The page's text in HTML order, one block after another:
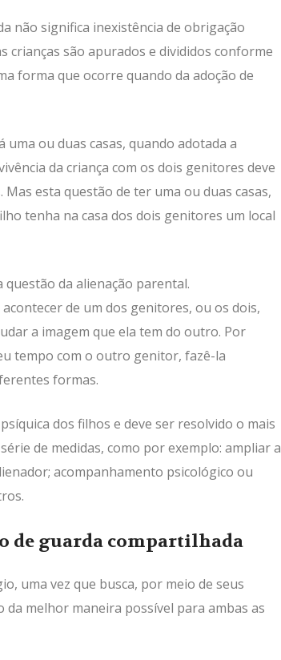
não significa inexistência de obrigação
crianças são apurados e divididos conforme
forma que ocorre quando da adoção de
ou duas casas, quando adotada a
da criança com os dois genitores deve
esta questão de ter uma ou duas casas,
tenha na casa dos dois genitores um local
da alienação parental.
de um dos genitores, ou os dois,
a imagem que ela tem do outro. Por
tempo com o outro genitor, fazê-la
formas.
dos filhos e deve ser resolvido o mais
de medidas, como por exemplo: ampliar a
acompanhamento psicológico ou
de guarda compartilhada
uma vez que busca, por meio de seus
melhor maneira possível para ambas as